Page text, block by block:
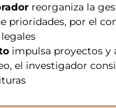
reorganiza la
prioridades, por el
impulsa proyectos y
el investigador